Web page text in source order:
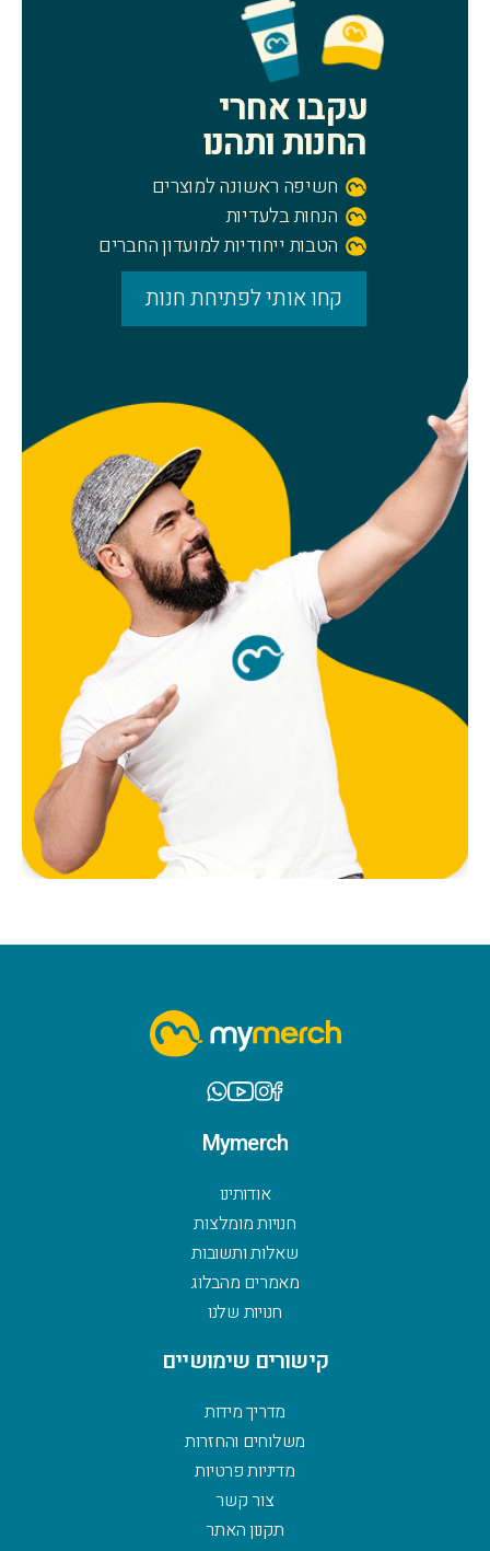
עקבו אחרי
החנות ותהנו
חשיפה ראשונה למוצרים
הנחות בלעדיות
הטבות ייחודיות למועדון החברים
קחו אותי לפתיחת חנות
Mymerch
אודותינו
חנויות מומלצות
שאלות ותשובות
מאמרים מהבלוג
חנויות שלנו
קישורים שימושיים
מדריך מידות
משלוחים והחזרות
מדיניות פרטיות
צור קשר
תקנון האתר